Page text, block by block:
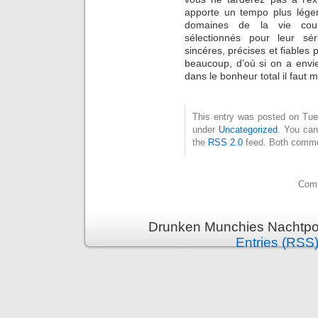
apporte un tempo plus
domaines de la vie
sélectionnés pour leur
sincéres, précises et fiables
beaucoup, d’où si on a
dans le bonheur total il faut
This entry was posted on
under Uncategorized. You
the RSS 2.0 feed. Both
Drunken Munchies
Entries (RSS)